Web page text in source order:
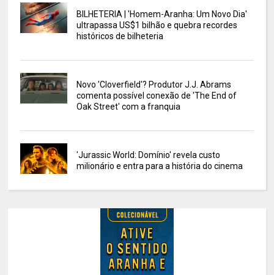
BILHETERIA | 'Homem-Aranha: Um Novo Dia'
ultrapassa US$1 bilhão e quebra recordes
históricos de bilheteria
Novo 'Cloverfield'? Produtor J.J. Abrams
comenta possível conexão de 'The End of
Oak Street' com a franquia
'Jurassic World: Domínio' revela custo
milionário e entra para a história do cinema